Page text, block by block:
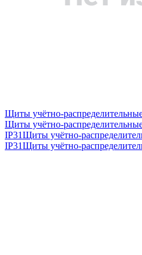
Щиты учётно-
Щиты учётно-
IP31Щиты учётно-
IP31Щиты учётно-